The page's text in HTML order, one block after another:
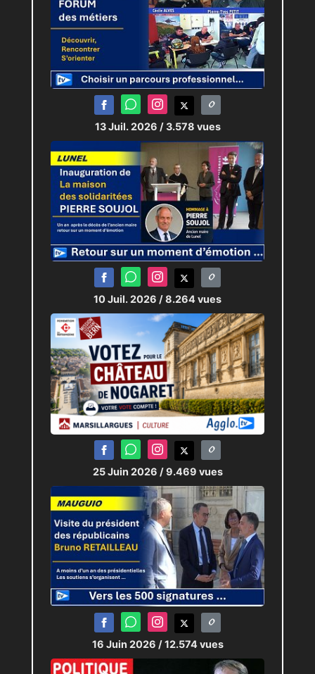
13 Juil. 2026 / 3.578 vues
10 Juil. 2026 / 8.264 vues
25 Juin 2026 / 9.469 vues
16 Juin 2026 / 12.574 vues